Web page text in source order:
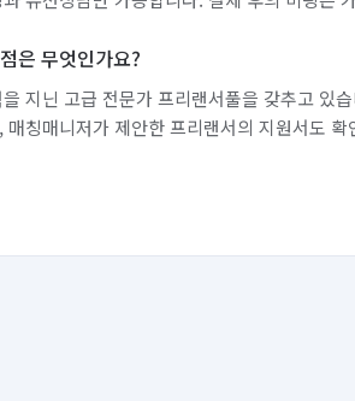
은 무엇인가요?
지닌 고급 전문가 프리랜서풀을 갖추고 있
매칭매니저가 제안한 프리랜서의 지원서도 확